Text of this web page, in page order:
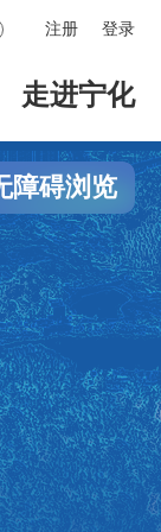
注册 登录
走进宁化
障碍浏览